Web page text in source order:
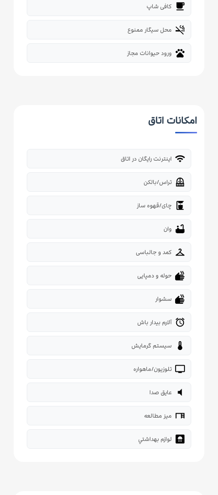
local_cafe کافی شاپ
smoke_free محل سیگار ممنوع
pets ورود حیوانات مجاز
امکانات اتاق
wifi اینترنت رایگان در اتاق
balcony تراس/بالکن
coffee_maker چای/قهوه ساز
bathtub وان
checkroom کمد و جالباسی
dry حوله و دمپایی
dry سشوار
alarm آلارم بیدار باش
thermostat سیستم گرمایش
tv تلوزیون/ماهواره
volume_mute عایق صدا
desk میز مطالعه
bathroom لوازم بهداشتي